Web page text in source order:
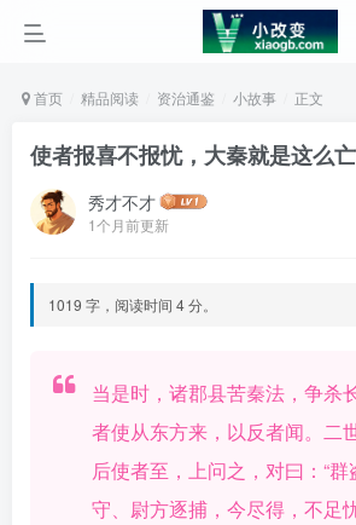
首页 精品阅读 资治通鉴 小故事 正文
使者报喜不报忧，大秦就是这么
秀才不才
1个月前更新
1019 字，阅读时间 4 分。
当是时，诸郡县苦秦法，争杀
者使从东方来，以反者闻。二
后使者至，上问之，对曰：“
守、尉方逐捕，今尽得，不足